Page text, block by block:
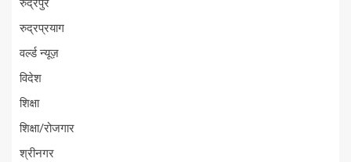
रुद्रपुर
रुद्रप्रयाग
वर्ल्ड न्यूज़
विदेश
शिक्षा
शिक्षा/रोजगार
श्रीनगर